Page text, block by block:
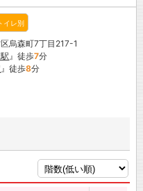
イレ別
烏森町7丁目217-1
』徒歩7分
』徒歩8分